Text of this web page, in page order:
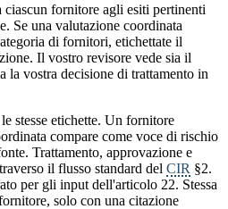
fornitore agli esiti pertinenti
Se una valutazione coordinata
di fornitori, etichettate il
Il vostro revisore vede sia il
la vostra decisione di trattamento in
stesse etichette. Un fornitore
compare come voce di rischio
Trattamento, approvazione e
il flusso standard del CIR §2.
per gli input dell'articolo 22. Stessa
solo con una citazione